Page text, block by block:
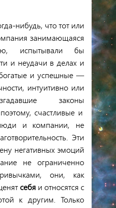
нибудь, что тот или
занимающаяся
испытывали бы
и неудачи в делах и
и успешные —
интуитивно или
законы
счастливые и
и компании, не
Эти
негативных эмоций
не ограниченно
они, как
себя и относятся с
к другим. Только